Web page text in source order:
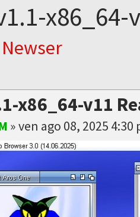
x86_64-
Newser
x86_64-v11
» ven ago 08, 2025 4:30